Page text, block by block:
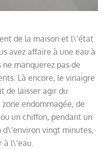
de la maison et l\’état
avez affaire à une eau à
manquerez pas de
Là encore, le vinaigre
de laisser agir du
endommagée, de
un chiffon, pendant un
vingt minutes,
l\’eau.